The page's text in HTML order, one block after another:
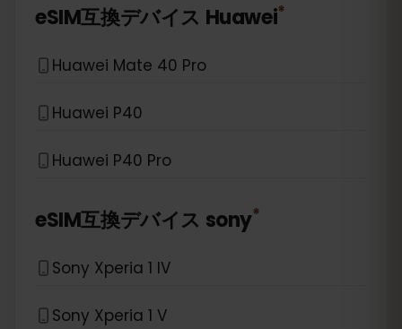
eSIM互換デバイス Huawei*
Huawei Mate 40 Pro
Huawei P40
Huawei P40 Pro
eSIM互換デバイス sony*
Sony Xperia 1 IV
Sony Xperia 1 V